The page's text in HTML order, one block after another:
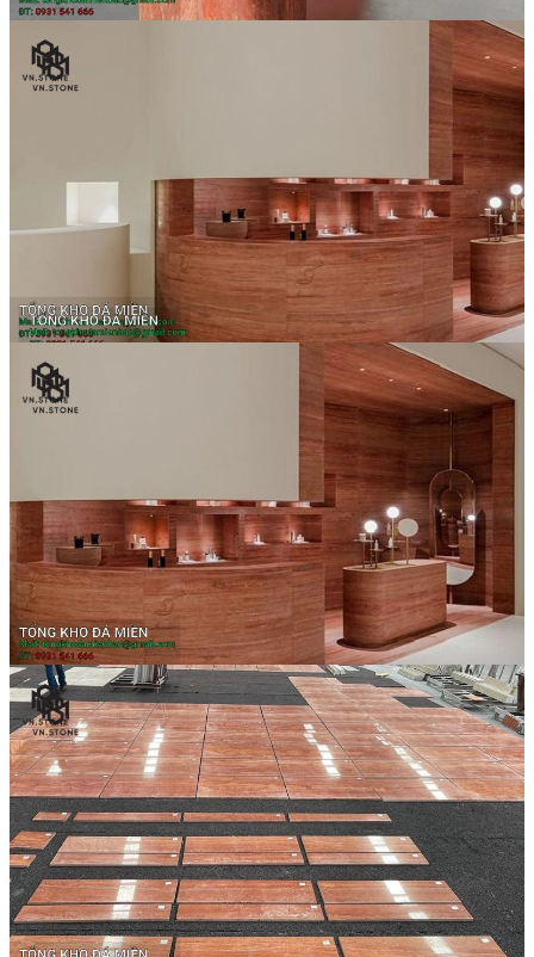
Tranh Đá Xuyên Sáng Onyx
Đá Nội Thất
Đá Bàn Bếp Cao Cấp
Đá Ốp Bếp Tự Nhiên
Các Loại Đá Khác
Kính Màu Ốp Bếp
Mặt Hàng nhập khẩu Container
Vách Tivi ỐP Đá Cao Cấp
Đá Onyx
Hoa Văn Đá
Đá Ốp Mặt Tiền
Đá Quartz Alpilus
Đá Alpilus Brazil
Đá tự nhiên
Đá Thạch Anh
Đá Nhân Tạo
Đá Lát Nền
Đá Cầu Thang